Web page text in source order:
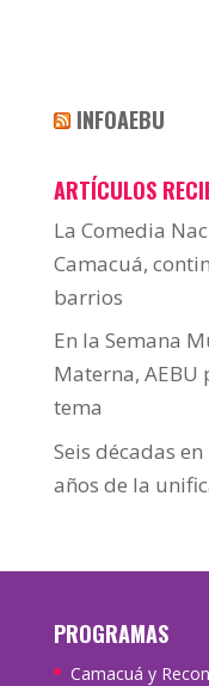
INFOAEBU
ARTÍCULOS
La Comedia
Camacuá,
barrios
En la Semana
Materna, AEBU
tema
Seis décadas
años de la
PROGRAMAS
Camacuá y